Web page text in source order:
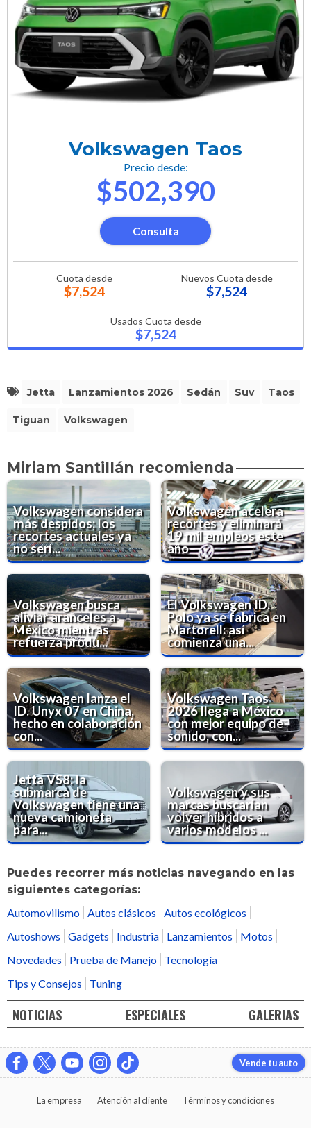
Volkswagen Taos
Precio desde:
$502,390
Consulta
Cuota desde
$7,524
Nuevos Cuota desde
$7,524
Usados Cuota desde
$7,524
Jetta Lanzamientos 2026 Sedán Suv Taos
Tiguan Volkswagen
Miriam Santillán recomienda
Volkswagen considera
más despidos; los
recortes actuales ya
no serí...
Volkswagen acelera
recortes y eliminará
19 mil empleos este
año
Volkswagen busca
aliviar aranceles a
México mientras
refuerza produ...
El Volkswagen ID.
Polo ya se fabrica en
Martorell: así
comienza una...
Volkswagen lanza el
ID. Unyx 07 en China,
hecho en colaboración
con...
Volkswagen Taos
2026 llega a México
con mejor equipo de
sonido, con...
Jetta VS8: la
submarca de
Volkswagen tiene una
nueva camioneta
para...
Volkswagen y sus
marcas buscarían
volver híbridos a
varios modelos ...
Puedes recorrer más noticias navegando en las
siguientes categorías:
Automovilismo Autos clásicos
Autos ecológicos
Autoshows
Gadgets Industria Lanzamientos
Motos
Novedades
Prueba de Manejo
Tecnología
Tips y Consejos
Tuning
NOTICIAS ESPECIALES GALERIAS
Vende tu auto
La empresa Atención al cliente Términos y condiciones